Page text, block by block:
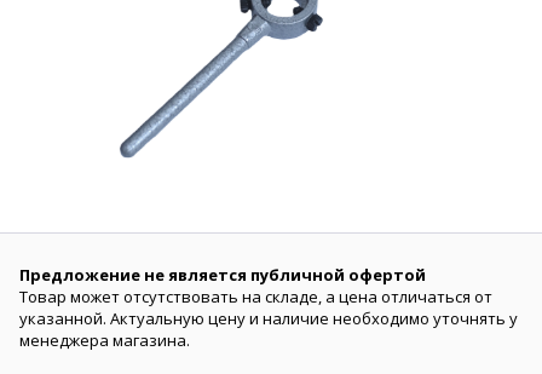
Предложение не является публичной офертой
Товар может отсутствовать на складе, а цена отличаться от
указанной. Актуальную цену и наличие необходимо уточнять у
менеджера магазина.